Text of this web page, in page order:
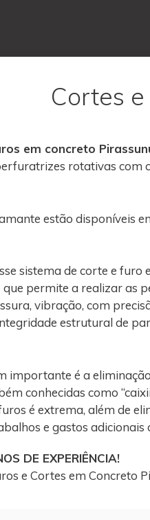
Cortes
em concreto
rotativas com
estão disponíveis
sistema de corte e furo
que permite a realizar as
vibração, com
estrutural de
importante é a
conhecidas como
é extrema, além de
e gastos
DE EXPERIÊNCIA!
e Cortes em Concreto